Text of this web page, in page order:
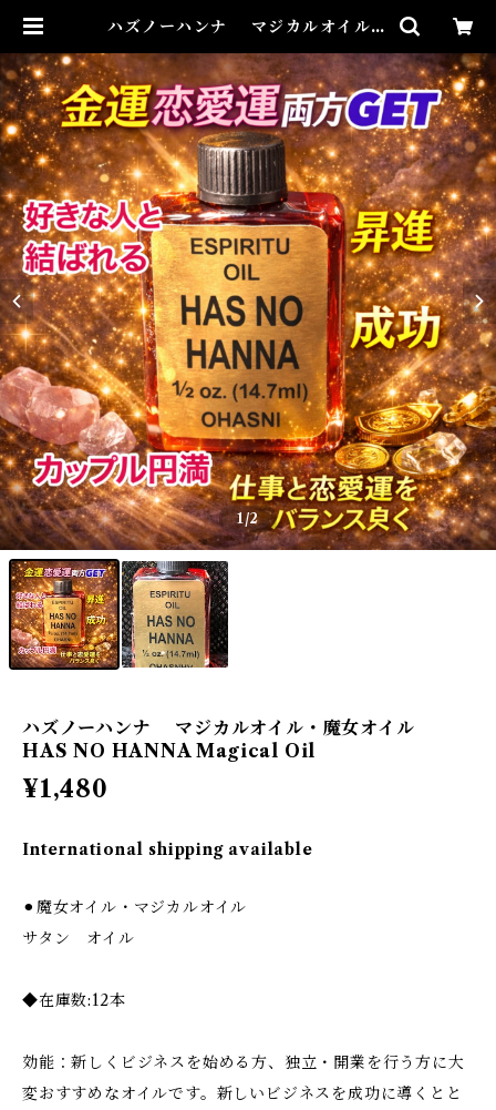
ハズノーハンナ マジカルオイル・
Magical Oil | Airies Mystical
アイリスミスティカル マダムアイ
リスの風水・本格白魔術
1/2
ハズノーハンナ マジカルオイル・魔女オイル
HAS NO HANNA Magical Oil
¥1,480
International shipping available
⚫︎魔女オイル・マジカルオイル
サタン オイル
◆在庫数:12本
効能：新しくビジネスを始める方、独立・開業を行う方に大
変おすすめなオイルです。新しいビジネスを成功に導くとと